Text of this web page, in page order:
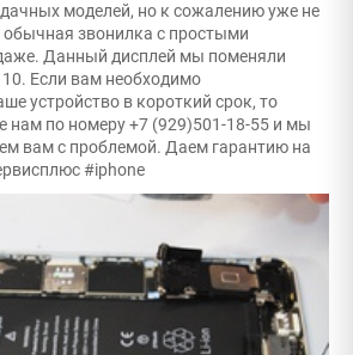
моделей, но к сожалению уже не
обычная звонилка с простыми
Данный дисплей мы поменяли
Если вам необходимо
устройство в короткий срок, то
нам по номеру +7 (929)501-18-55 и мы
вам с проблемой. Даем гарантию на
#iphone